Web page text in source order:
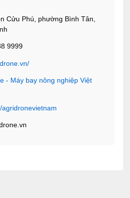
Cửu Phú, phường Bình Tân,
9999
- Máy bay nông nghiệp Việt